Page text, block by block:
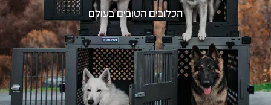
הכלובים הטובים בעולם